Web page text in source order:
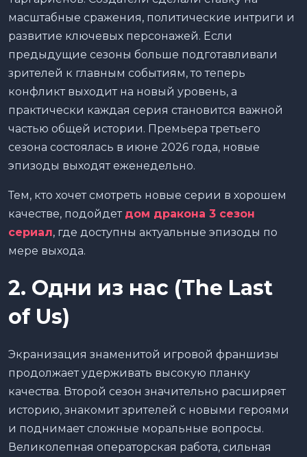
масштабные сражения, политические интриги и
развитие ключевых персонажей. Если
предыдущие сезоны больше подготавливали
зрителей к главным событиям, то теперь
конфликт выходит на новый уровень, а
практически каждая серия становится важной
частью общей истории. Премьера третьего
сезона состоялась в июне 2026 года, новые
эпизоды выходят еженедельно.
Тем, кто хочет смотреть новые серии в хорошем
качестве, подойдет дом дракона 3 сезон
сериал, где доступны актуальные эпизоды по
мере выхода.
2. Одни из нас (The Last
of Us)
Экранизация знаменитой игровой франшизы
продолжает удерживать высокую планку
качества. Второй сезон значительно расширяет
историю, знакомит зрителей с новыми героями
и поднимает сложные моральные вопросы.
Великолепная операторская работа, сильная